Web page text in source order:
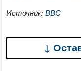
Источник:ВВС
↓